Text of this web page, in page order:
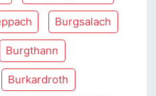
Burgsalach
Burgthann
Burkardroth